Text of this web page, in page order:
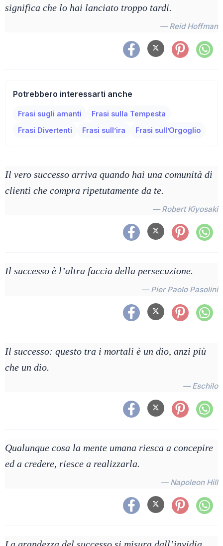
significa che lo hai lanciato troppo tardi.
— Reid Hoffman
Potrebbero interessarti anche
Frasi sugli amanti
Frasi sulla Tempesta
Frasi Divertenti
Frasi sull’ira Frasi sull’Orgoglio
Il vero successo arriva quando hai una comunità di
clienti che compra ripetutamente da te.
— Robert Kiyosaki
Il successo è l’altra faccia della persecuzione.
— Pier Paolo Pasolini
Il successo: questo tra i mortali è un dio, anzi più
che un dio.
— Eschilo
Qualunque cosa la mente umana riesca a concepire
ed a credere, riesce a realizzarla.
— Napoleon Hill